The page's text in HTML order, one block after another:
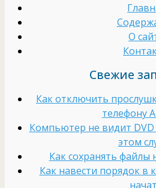
О
Свежие
Как отключить
телефону
Компьютер не видит
этом
Как сохранять файлы
Как навести порядок в